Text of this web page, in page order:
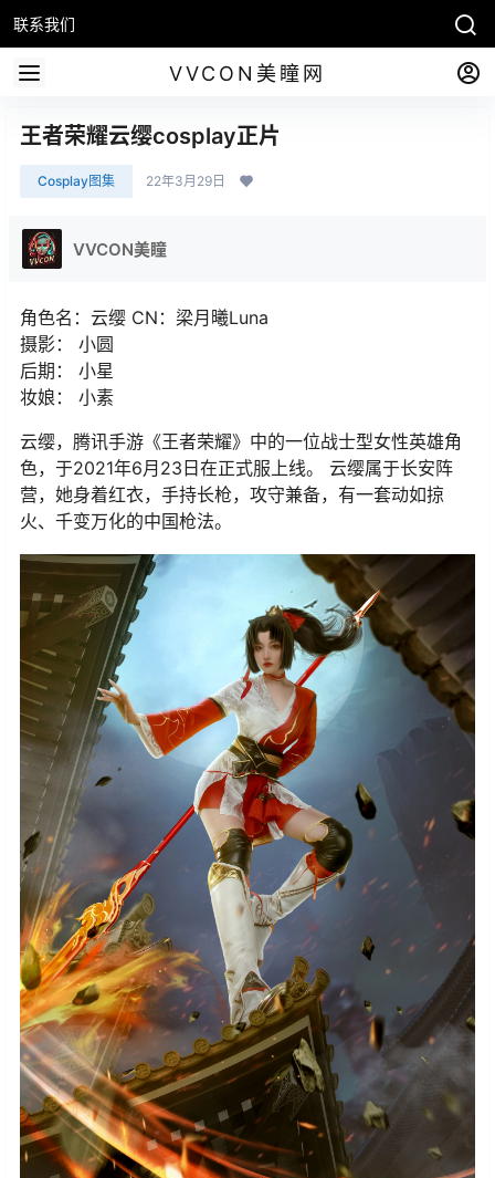
联系我们
VVCON美瞳网
王者荣耀云缨cosplay正片
Cosplay图集 22年3月29日
VVCON美瞳
角色名：云缨 CN：梁月曦Luna
摄影： 小圆
后期： 小星
妆娘： 小素
云缨，腾讯手游《王者荣耀》中的一位战士型女性英雄角
色，于2021年6月23日在正式服上线。 云缨属于长安阵
营，她身着红衣，手持长枪，攻守兼备，有一套动如掠
火、千变万化的中国枪法。